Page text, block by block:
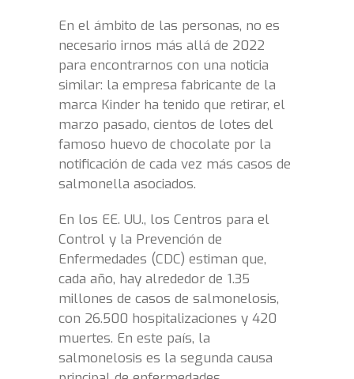
En el ámbito de las personas, no es
necesario irnos más allá de 2022
para encontrarnos con una noticia
similar: la empresa fabricante de la
marca Kinder ha tenido que retirar, el
marzo pasado, cientos de lotes del
famoso huevo de chocolate por la
notificación de cada vez más casos de
salmonella asociados.
En los EE. UU., los Centros para el
Control y la Prevención de
Enfermedades (CDC) estiman que,
cada año, hay alrededor de 1.35
millones de casos de salmonelosis,
con 26.500 hospitalizaciones y 420
muertes. En este país, la
salmonelosis es la segunda causa